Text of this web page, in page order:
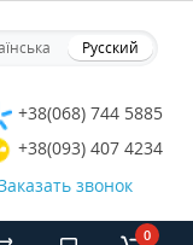
Русский
+38(068) 744 5885
+38(093) 407 4234
звонок
0